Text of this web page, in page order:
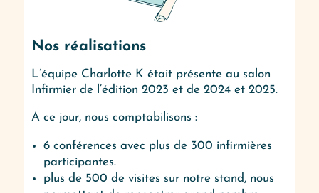
Nos réalisations
L’équipe Charlotte K était présente au salon
Infirmier de l’édition 2023 et de 2024 et 2025.
A ce jour, nous comptabilisons :
6conférences avec plus de 300 infirmières
participantes.
plus de 500 de visites sur notre stand, nous